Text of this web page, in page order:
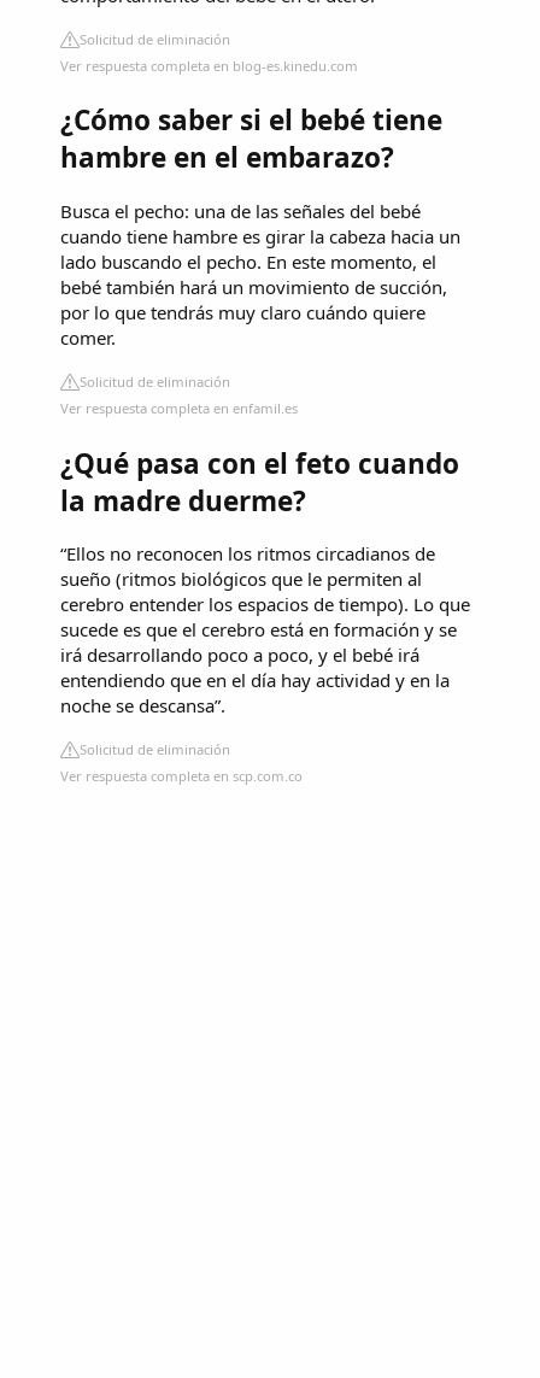
Solicitud de eliminación
Ver respuesta completa en blog-es.kinedu.com
¿Cómo saber si el bebé tiene
hambre en el embarazo?
Busca el pecho: una de las señales del bebé
cuando tiene hambre es girar la cabeza hacia un
lado buscando el pecho. En este momento, el
bebé también hará un movimiento de succión,
por lo que tendrás muy claro cuándo quiere
comer.
Solicitud de eliminación
Ver respuesta completa en enfamil.es
¿Qué pasa con el feto cuando
la madre duerme?
“Ellos no reconocen los ritmos circadianos de
sueño (ritmos biológicos que le permiten al
cerebro entender los espacios de tiempo). Lo que
sucede es que el cerebro está en formación y se
irá desarrollando poco a poco, y el bebé irá
entendiendo que en el día hay actividad y en la
noche se descansa”.
Solicitud de eliminación
Ver respuesta completa en scp.com.co